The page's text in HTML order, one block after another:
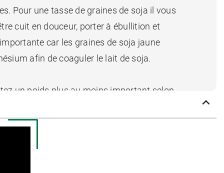
Pour une tasse de graines de soja il vous
cuit en douceur, porter à ébullition et
car les graines de soja jaune
afin de coaguler le lait de soja.
un poids plus au moins important selon